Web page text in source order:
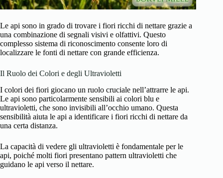
Le api sono in grado di trovare i fiori ricchi di nettare grazie a
una combinazione di segnali visivi e olfattivi. Questo
complesso sistema di riconoscimento consente loro di
localizzare le fonti di nettare con grande efficienza.
Il Ruolo dei Colori e degli Ultravioletti
I colori dei fiori giocano un ruolo cruciale nell’attrarre le api.
Le api sono particolarmente sensibili ai colori blu e
ultravioletti, che sono invisibili all’occhio umano. Questa
sensibilità aiuta le api a identificare i fiori ricchi di nettare da
una certa distanza.
La capacità di vedere gli ultravioletti è fondamentale per le
api, poiché molti fiori presentano pattern ultravioletti che
guidano le api verso il nettare.